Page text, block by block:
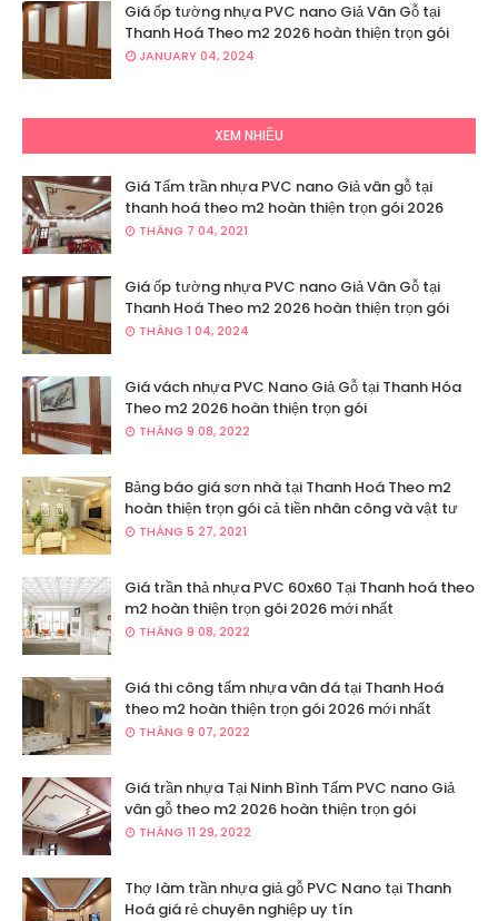
Giá ốp tường nhựa PVC nano Giả Vân Gỗ tại
Thanh Hoá Theo m2 2026 hoàn thiện trọn gói
JANUARY 04, 2024
XEM NHIỀU
Giá Tấm trần nhựa PVC nano Giả vân gỗ tại
thanh hoá theo m2 hoàn thiện trọn gói 2026
THÁNG 7 04, 2021
Giá ốp tường nhựa PVC nano Giả Vân Gỗ tại
Thanh Hoá Theo m2 2026 hoàn thiện trọn gói
THÁNG 1 04, 2024
Giá vách nhựa PVC Nano Giả Gỗ tại Thanh Hóa
Theo m2 2026 hoàn thiện trọn gói
THÁNG 9 08, 2022
Bảng báo giá sơn nhà tại Thanh Hoá Theo m2
hoàn thiện trọn gói cả tiền nhân công và vật tư
THÁNG 5 27, 2021
Giá trần thả nhựa PVC 60x60 Tại Thanh hoá theo
m2 hoàn thiện trọn gói 2026 mới nhất
THÁNG 9 08, 2022
Giá thi công tấm nhựa vân đá tại Thanh Hoá
theo m2 hoàn thiện trọn gói 2026 mới nhất
THÁNG 9 07, 2022
Giá trần nhựa Tại Ninh Bình Tấm PVC nano Giả
vân gỗ theo m2 2026 hoàn thiện trọn gói
THÁNG 11 29, 2022
Thợ làm trần nhựa giả gỗ PVC Nano tại Thanh
Hoá giá rẻ chuyên nghiệp uy tín